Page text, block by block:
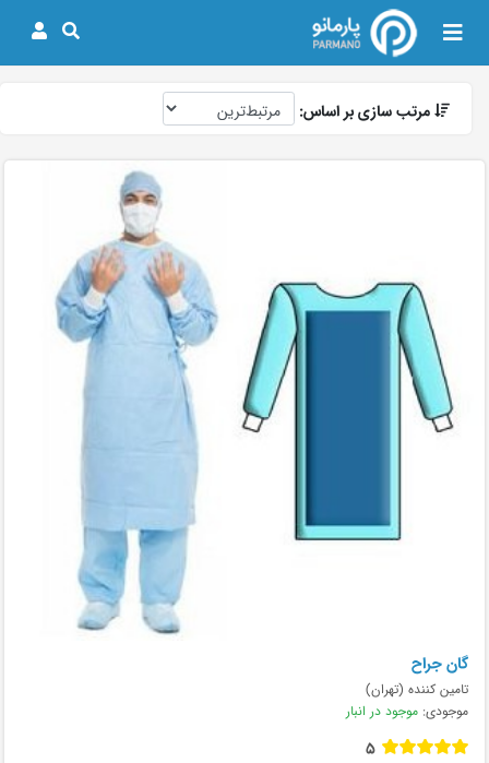
مرتب سازی بر اساس:
گان جراح
تامین کننده (تهران)
موجودی: موجود در انبار
5